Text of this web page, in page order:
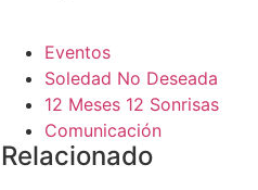
Eventos
Soledad No Deseada
12 Meses 12 Sonrisas
Comunicación
Relacionado